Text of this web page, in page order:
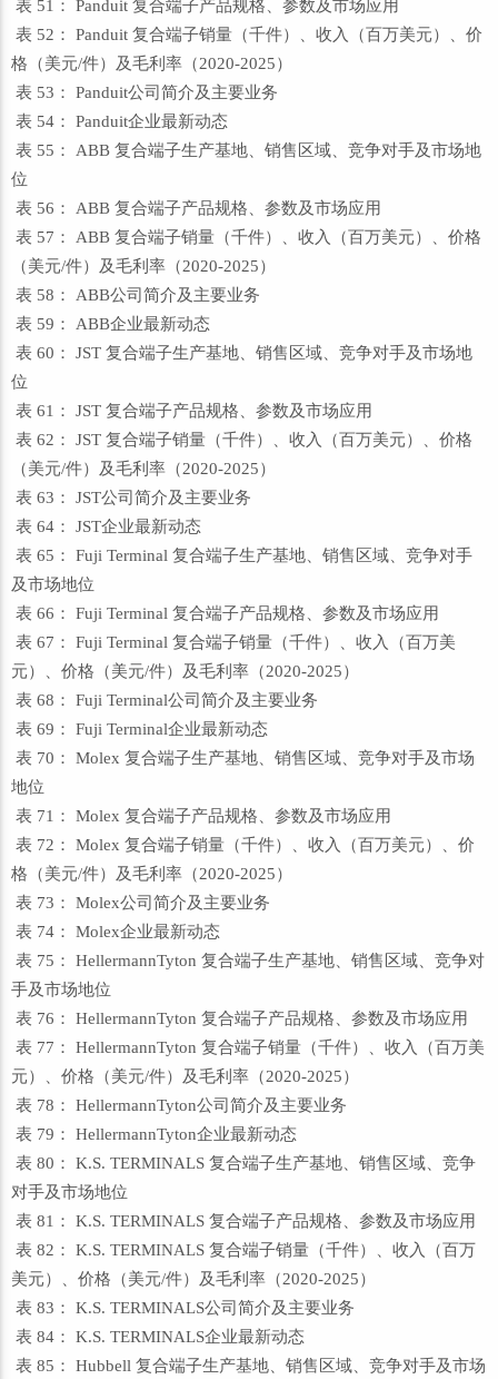
表 51： Panduit 复合端子产品规格、参数及市场应用
表 52： Panduit 复合端子销量（千件）、收入（百万美元）、价
格（美元/件）及毛利率（2020-2025）
表 53： Panduit公司简介及主要业务
表 54： Panduit企业最新动态
表 55： ABB 复合端子生产基地、销售区域、竞争对手及市场地
位
表 56： ABB 复合端子产品规格、参数及市场应用
表 57： ABB 复合端子销量（千件）、收入（百万美元）、价格
（美元/件）及毛利率（2020-2025）
表 58： ABB公司简介及主要业务
表 59： ABB企业最新动态
表 60： JST 复合端子生产基地、销售区域、竞争对手及市场地
位
表 61： JST 复合端子产品规格、参数及市场应用
表 62： JST 复合端子销量（千件）、收入（百万美元）、价格
（美元/件）及毛利率（2020-2025）
表 63： JST公司简介及主要业务
表 64： JST企业最新动态
表 65： Fuji Terminal 复合端子生产基地、销售区域、竞争对手
及市场地位
表 66： Fuji Terminal 复合端子产品规格、参数及市场应用
表 67： Fuji Terminal 复合端子销量（千件）、收入（百万美
元）、价格（美元/件）及毛利率（2020-2025）
表 68： Fuji Terminal公司简介及主要业务
表 69： Fuji Terminal企业最新动态
表 70： Molex 复合端子生产基地、销售区域、竞争对手及市场
地位
表 71： Molex 复合端子产品规格、参数及市场应用
表 72： Molex 复合端子销量（千件）、收入（百万美元）、价
格（美元/件）及毛利率（2020-2025）
表 73： Molex公司简介及主要业务
表 74： Molex企业最新动态
表 75： HellermannTyton 复合端子生产基地、销售区域、竞争对
手及市场地位
表 76： HellermannTyton 复合端子产品规格、参数及市场应用
表 77： HellermannTyton 复合端子销量（千件）、收入（百万美
元）、价格（美元/件）及毛利率（2020-2025）
表 78： HellermannTyton公司简介及主要业务
表 79： HellermannTyton企业最新动态
表 80： K.S. TERMINALS 复合端子生产基地、销售区域、竞争
对手及市场地位
表 81： K.S. TERMINALS 复合端子产品规格、参数及市场应用
表 82： K.S. TERMINALS 复合端子销量（千件）、收入（百万
美元）、价格（美元/件）及毛利率（2020-2025）
表 83： K.S. TERMINALS公司简介及主要业务
表 84： K.S. TERMINALS企业最新动态
表 85： Hubbell 复合端子生产基地、销售区域、竞争对手及市场